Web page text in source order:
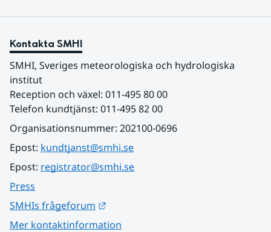
Kontakta SMHI
SMHI, Sveriges meteorologiska och hydrologiska
institut
Reception och växel: 011-495 80 00
Telefon kundtjänst: 011-495 82 00
Organisationsnummer: 202100-0696
Epost: kundtjanst@smhi.se
Epost: registrator@smhi.se
Press
SMHIs frågeforum
Mer kontaktinformation